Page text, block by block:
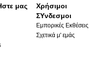
μας
Χρήσιμοι
ΣΥνδεσμοι
Εμπορικές Εκθέσεις
Σχετικά μ' εμάς